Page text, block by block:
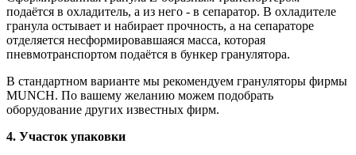
подаётся в охладитель, а из него - в сепаратор. В охладителе
гранула остывает и набирает прочность, а на сепараторе
отделяется несформировавшаяся масса, которая
пневмотранспортом подаётся в бункер гранулятора.
В стандартном варианте мы рекомендуем грануляторы фирмы
MUNCH. По вашему желанию можем подобрать
оборудование других известных фирм.
4. Участок упаковки